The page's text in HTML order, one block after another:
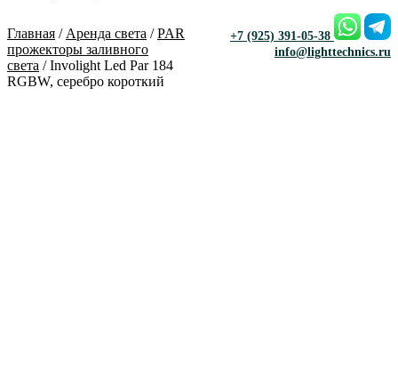
+7 (925) 391-05-38
info@lighttechnics.ru
Главная /Аренда света /PAR
прожекторы заливного
света / Involight Led Par 184
RGBW, серебро короткий